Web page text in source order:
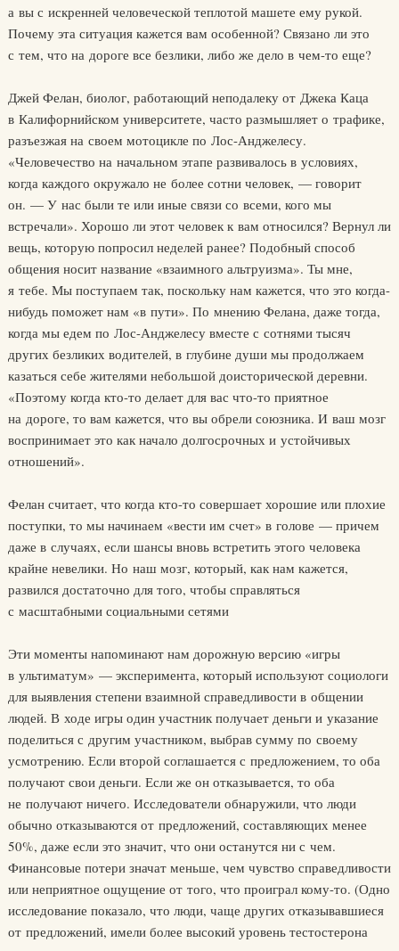
а вы с искренней человеческой теплотой машете ему рукой.
Почему эта ситуация кажется вам особенной? Связано ли это
с тем, что на дороге все безлики, либо же дело в чем-то еще?
Джей Фелан, биолог, работающий неподалеку от Джека Каца
в Калифорнийском университете, часто размышляет о трафике,
разъезжая на своем мотоцикле по Лос-Анджелесу.
«Человечество на начальном этапе развивалось в условиях,
когда каждого окружало не более сотни человек, — говорит
он. — У нас были те или иные связи со всеми, кого мы
встречали». Хорошо ли этот человек к вам относился? Вернул ли
вещь, которую попросил неделей ранее? Подобный способ
общения носит название «взаимного альтруизма». Ты мне,
я тебе. Мы поступаем так, поскольку нам кажется, что это когда-
нибудь поможет нам «в пути». По мнению Фелана, даже тогда,
когда мы едем по Лос-Анджелесу вместе с сотнями тысяч
других безликих водителей, в глубине души мы продолжаем
казаться себе жителями небольшой доисторической деревни.
«Поэтому когда кто-то делает для вас что-то приятное
на дороге, то вам кажется, что вы обрели союзника. И ваш мозг
воспринимает это как начало долгосрочных и устойчивых
отношений».
Фелан считает, что когда кто-то совершает хорошие или плохие
поступки, то мы начинаем «вести им счет» в голове — причем
даже в случаях, если шансы вновь встретить этого человека
крайне невелики. Но наш мозг, который, как нам кажется,
развился достаточно для того, чтобы справляться
с масштабными социальными сетями
Эти моменты напоминают нам дорожную версию «игры
в ультиматум» — эксперимента, который используют социологи
для выявления степени взаимной справедливости в общении
людей. В ходе игры один участник получает деньги и указание
поделиться с другим участником, выбрав сумму по своему
усмотрению. Если второй соглашается с предложением, то оба
получают свои деньги. Если же он отказывается, то оба
не получают ничего. Исследователи обнаружили, что люди
обычно отказываются от предложений, составляющих менее
50%, даже если это значит, что они останутся ни с чем.
Финансовые потери значат меньше, чем чувство справедливости
или неприятное ощущение от того, что проиграл кому-то. (Одно
исследование показало, что люди, чаще других отказывавшиеся
от предложений, имели более высокий уровень тестостерона